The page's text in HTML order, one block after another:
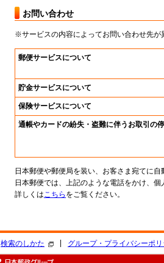
お問い合わせ
※サービスの内容によってお問い合わせ先が
郵便サービスについて
貯金サービスについて
保険サービスについて
通帳やカードの紛失・盗難に伴うお取引の
日本郵便や郵便局を装い、お客さま宛てに
日本郵便では、上記のような電話をかけ、個
詳しくはこちら をご覧ください。
検索のしかた グループ・プライバシーポリ